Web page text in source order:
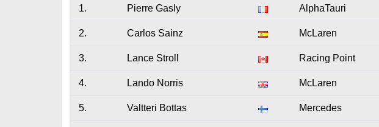
1. Pierre Gasly AlphaTauri
2. Carlos Sainz McLaren
3. Lance Stroll Racing Point
4. Lando Norris McLaren
5. Valtteri Bottas Mercedes